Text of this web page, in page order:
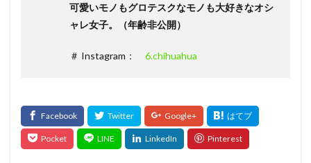
可愛いモノもグロテスクなモノも大好きなオシ
ャレ女子。（年齢非公開）
＃ Instagram： 6.chihuahua